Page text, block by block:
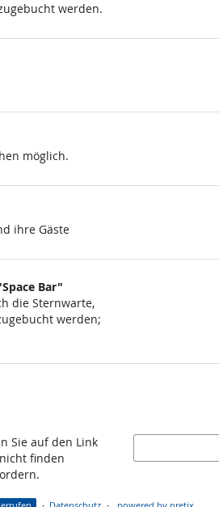
werden.
möglich.
ihre Gäste
Bar"
die Sternwarte,
werden;
Sie auf den Link
finden